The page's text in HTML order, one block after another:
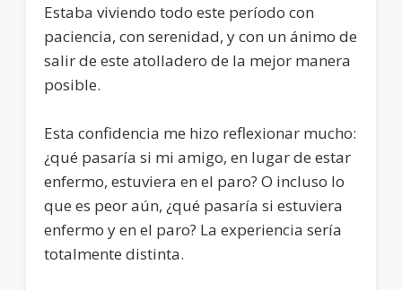
Estaba viviendo todo este período con
paciencia, con serenidad, y con un ánimo de
salir de este atolladero de la mejor manera
posible.
Esta confidencia me hizo reflexionar mucho:
¿qué pasaría si mi amigo, en lugar de estar
enfermo, estuviera en el paro? O incluso lo
que es peor aún, ¿qué pasaría si estuviera
enfermo y en el paro? La experiencia sería
totalmente distinta.